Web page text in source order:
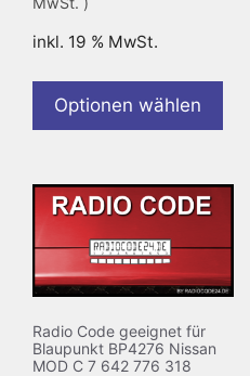
inkl. 19 % MwSt.
Optionen wählen
Radio Code geeignet für
Blaupunkt BP4276 Nissan
MOD C 7 642 776 318